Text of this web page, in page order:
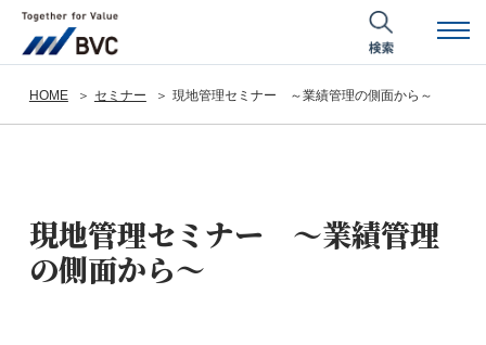
HOME セミナー 現地管理セミナー ～業績管理の側面から～
現地管理セミナー ～業績管理
の側面から～